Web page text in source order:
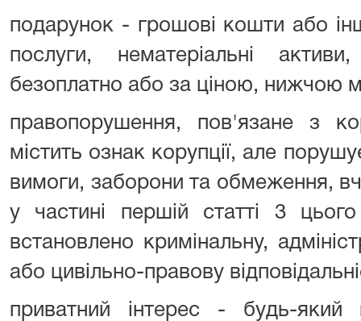
подарунок - грошові кошти або
послуги, нематеріальні
безоплатно або за ціною, нижчою
правопорушення, пов'язане з
містить ознак корупції, але
вимоги, заборони та обмеження,
у частині першій статті 3
встановлено кримінальну,
або цивільно-правову
приватний інтерес - будь-